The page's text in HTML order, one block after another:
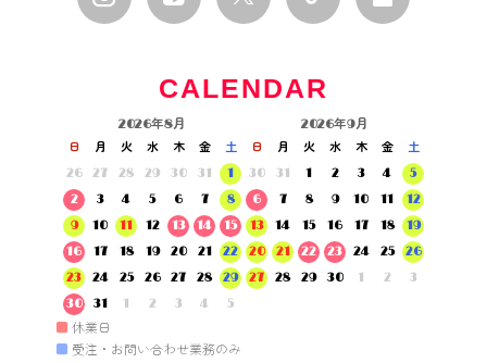
CALENDAR
2026年8月
日 月 火 水 木 金
土
26
27 28 29 30 31
1
2
3 4 5 6 7
8
9
10 11 12 13 14
15
16
17 18 19 20 21
22
23
24 25 26 27 28
29
30
31 1 2 3 4 5
2026年9月
日 月 火 水 木 金
土
30
31 1 2 3 4
5
6
7 8 9 10 11
12
13
14 15 16 17 18
19
20
21 22 23 24 25
26
27
28 29 30 1 2 3
■ 休業日
■ 受注・お問い合わせ業務のみ